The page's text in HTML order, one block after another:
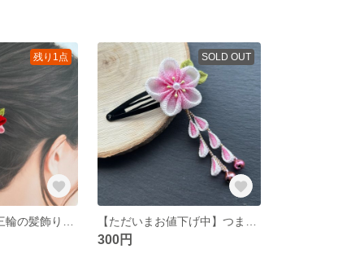
残り1点 SOLD OUT
300円